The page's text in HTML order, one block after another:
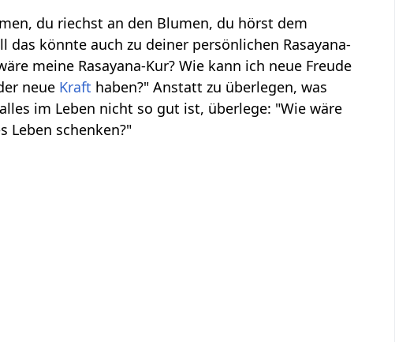
du riechst an den Blumen, du hörst dem
könnte auch zu deiner persönlichen Rasayana-
meine Rasayana-Kur? Wie kann ich neue Freude
neue Kraft haben?" Anstatt zu überlegen, was
im Leben nicht so gut ist, überlege: "Wie wäre
Leben schenken?"